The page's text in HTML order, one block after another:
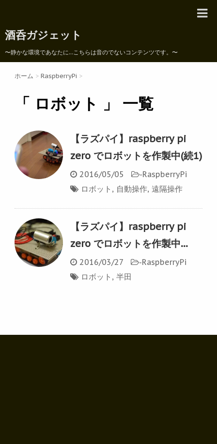
酒呑ガジェット
〜静かな環境であなたに...こちらは音のでないコンテンツです。〜
ホーム > RaspberryPi >
「 ロボット 」 一覧
【ラズパイ】raspberry pi
zero でロボットを作製中(続1)
2016/05/05 -RaspberryPi
ロボット , 自動操作, 遠隔操作
【ラズパイ】raspberry pi
zero でロボットを作製中...
2016/03/27 -RaspberryPi
ロボット , 半田